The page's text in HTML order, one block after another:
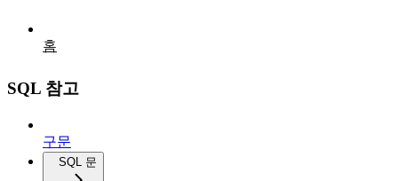
홈
SQL 참고
구문
SQL 문